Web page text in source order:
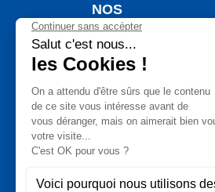
NOS
PRODUITS
Nouveaux produits
Meilleures ventes
Jardinage
Plein Air
Auto Moto
Bricolage
Bien Etre